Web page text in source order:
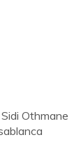
Othmane